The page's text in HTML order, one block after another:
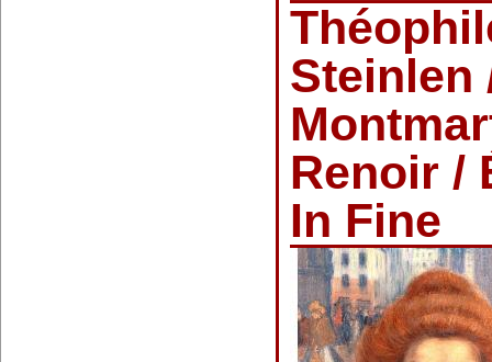
Steinlen
Renoir /
In Fine